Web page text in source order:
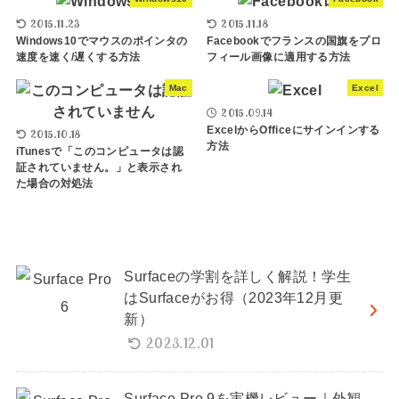
2015.11.23
Windows10でマウスのポインタの
速度を速く/遅くする方法
2015.11.18
Facebookでフランスの国旗をプロ
フィール画像に適用する方法
Mac
2015.10.18
iTunesで「このコンピュータは認
証されていません。」と表示され
た場合の対処法
Excel
2015.09.14
ExcelからOfficeにサインインする
方法
Surfaceの学割を詳しく解説！学生
はSurfaceがお得（2023年12月更
新）
2023.12.01